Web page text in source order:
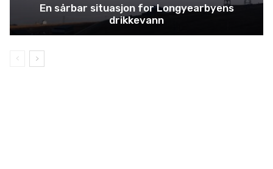
En sårbar situasjon for Longyearbyens
drikkevann